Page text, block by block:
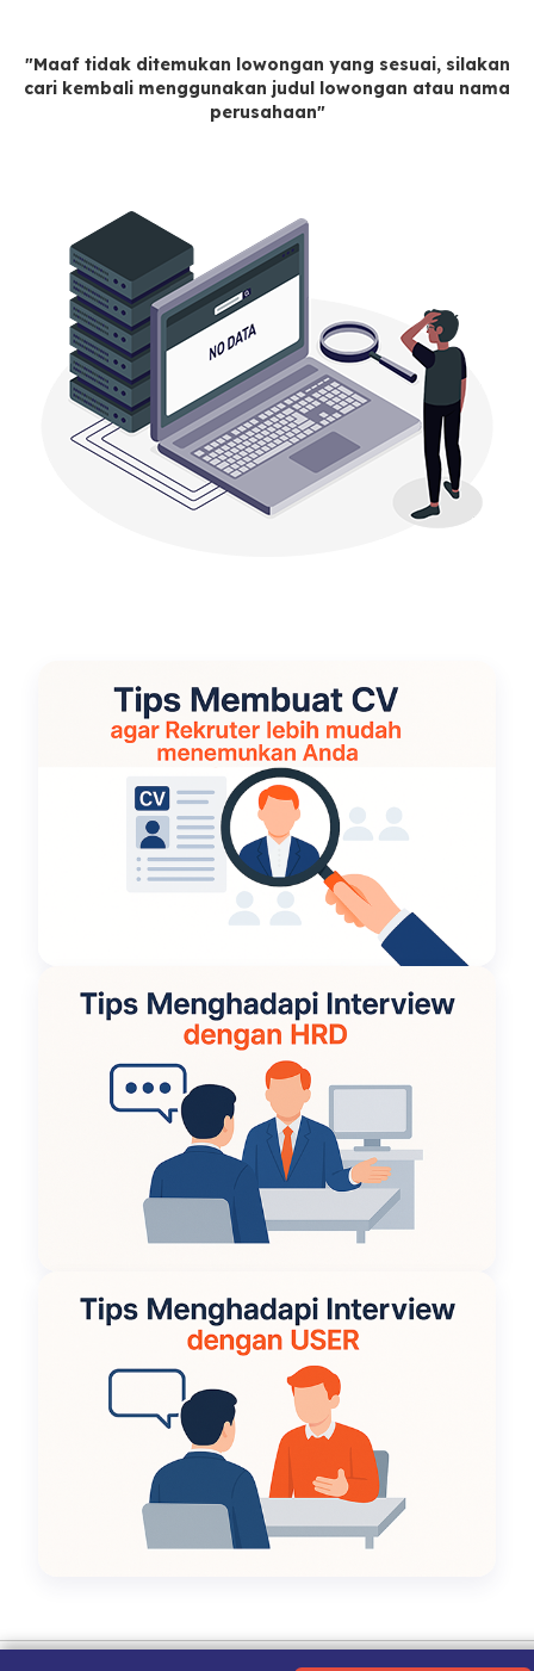
"Maaf tidak ditemukan lowongan yang sesuai, silakan
cari kembali menggunakan judul lowongan atau nama
perusahaan"
Kebijakan Privasi|Tentang Kami|